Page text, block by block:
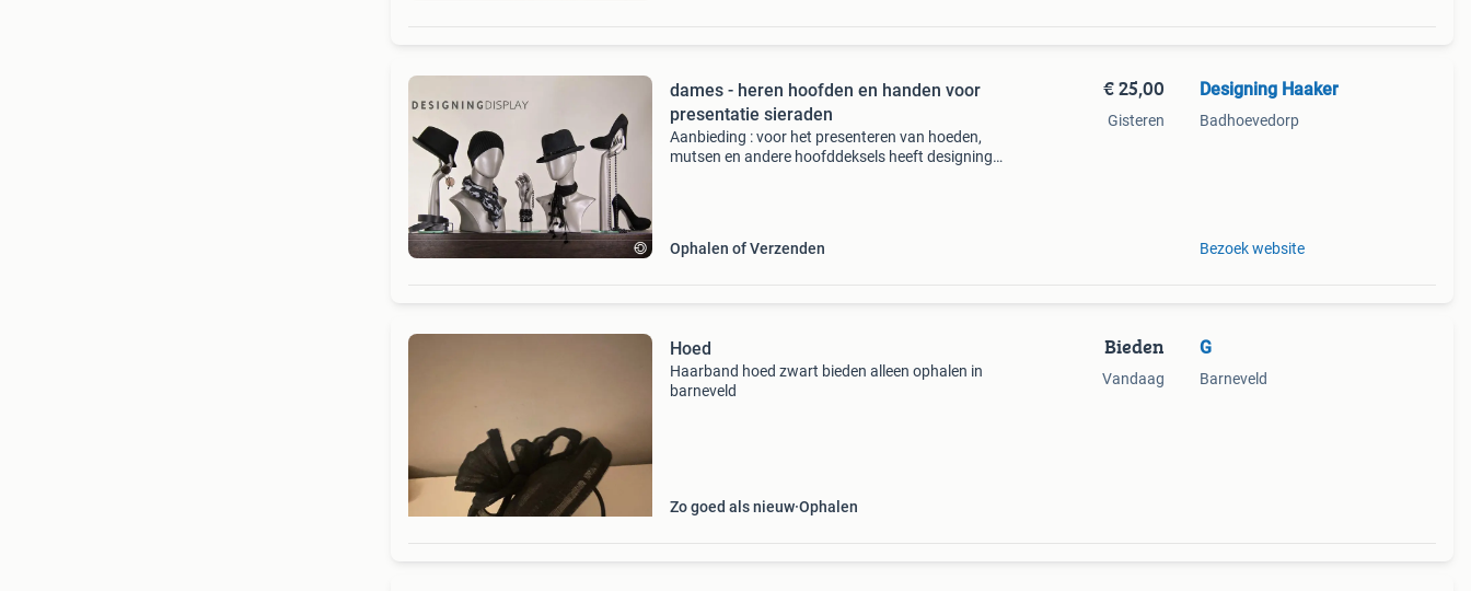
dames - heren hoofden en handen voor
presentatie sieraden
Aanbieding : voor het presenteren van hoeden,
mutsen en andere hoofddeksels heeft designing
Ophalen of Verzenden
€ 25,00
Gisteren
Designing Haaker
Badhoevedorp
Bezoek website
Hoed
Haarband hoed zwart bieden alleen ophalen in
barneveld
Zo goed als nieuw Ophalen
Bieden
Vandaag
G
Barneveld